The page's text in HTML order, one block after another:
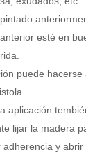
esté en
puede hacerse
aplicación
lijar la madera
adherencia y